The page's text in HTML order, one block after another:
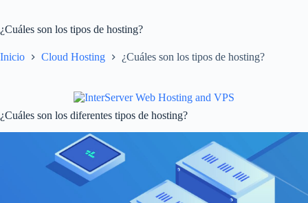
¿Cuáles son los tipos de hosting?
Inicio Cloud Hosting ¿Cuáles son los tipos de hosting?
¿Cuáles son los diferentes tipos de hosting?